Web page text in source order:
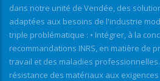
dans notre unité de Vendée, des
adaptées aux besoins de l'industrie
triple problématique : • Intégrer, à la
recommandations INRS, en matière de
travail et des maladies
résistance des matériaux aux exigences